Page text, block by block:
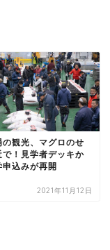
の観光、マグロのせ
で！見学者デッキか
申込みが再開
2021年11月12日